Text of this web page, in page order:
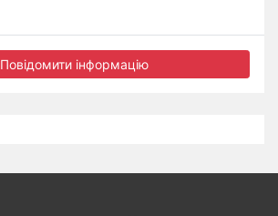
Повідомити інформацію